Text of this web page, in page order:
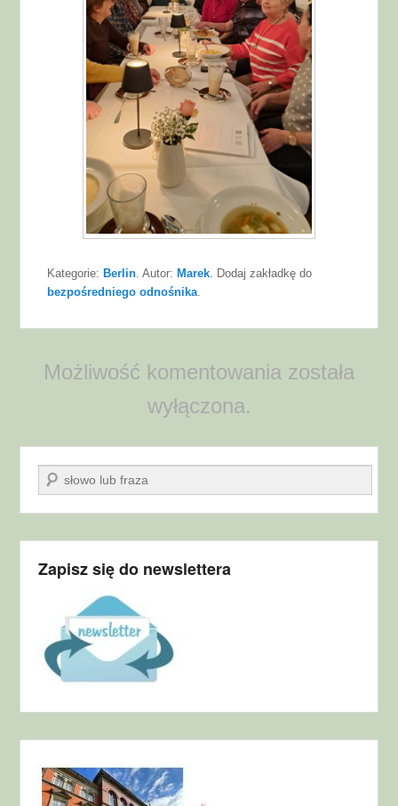
Kategorie: Berlin. Autor: Marek. Dodaj zakładkę do
bezpośredniego odnośnika.
Możliwość komentowania została
wyłączona.
Szukaj
Zapisz się do newslettera